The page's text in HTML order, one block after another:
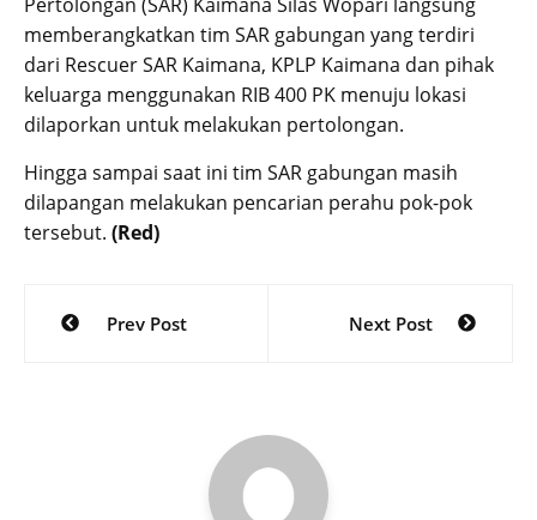
memberangkatkan tim SAR gabungan yang terdiri
dari Rescuer SAR Kaimana, KPLP Kaimana dan pihak
keluarga menggunakan RIB 400 PK menuju lokasi
dilaporkan untuk melakukan pertolongan.
Hingga sampai saat ini tim SAR gabungan masih
dilapangan melakukan pencarian perahu pok-pok
tersebut. (Red)
Post
navigation
Prev Post Next Post